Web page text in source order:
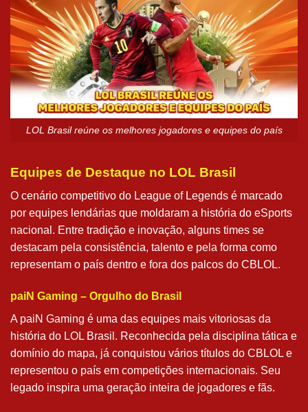
LOL Brasil reúne os melhores jogadores e equipes do país
Equipes de Destaque no LOL Brasil
O cenário competitivo do League of Legends é marcado
por equipes lendárias que moldaram a história do eSports
nacional. Entre tradição e inovação, alguns times se
destacam pela consistência, talento e pela forma como
representam o país dentro e fora dos palcos do CBLOL.
paiN Gaming – Orgulho do Brasil
A paiN Gaming é uma das equipes mais vitoriosas da
história do LOL Brasil. Reconhecida pela disciplina tática e
domínio do mapa, já conquistou vários títulos do CBLOL e
representou o país em competições internacionais. Seu
legado inspira uma geração inteira de jogadores e fãs.